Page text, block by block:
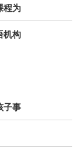
程为
机构
子事